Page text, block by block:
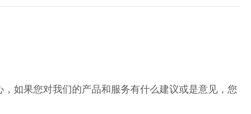
如果您对我们的产品和服务有什么建议或是意见，您